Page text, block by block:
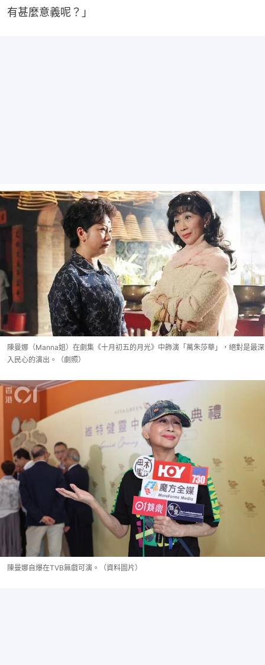
有甚麼意義呢？」
陳曼娜（Manna姐）在劇集《十月初五的月光》中飾演「萬朱莎華」，絕對是最深
入民心的演出。（劇照）
陳曼娜自爆在TVB無戲可演。（資料圖片）